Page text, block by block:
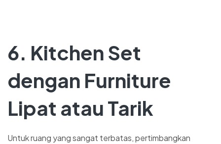
6. Kitchen Set
dengan Furniture
Lipat atau Tarik
Untuk ruang yang sangat terbatas, pertimbangkan